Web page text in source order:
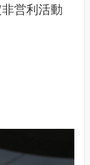
営利活動